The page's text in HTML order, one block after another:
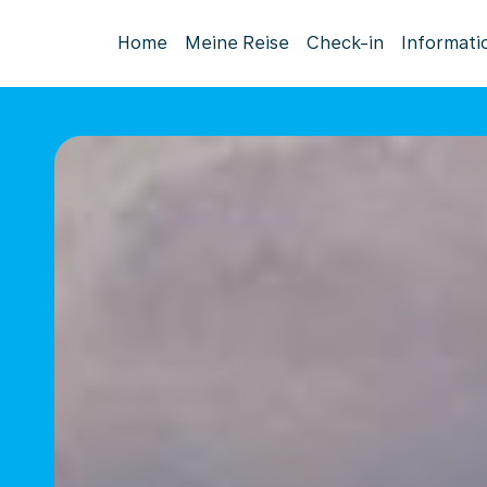
Home Meine Reise Check-in